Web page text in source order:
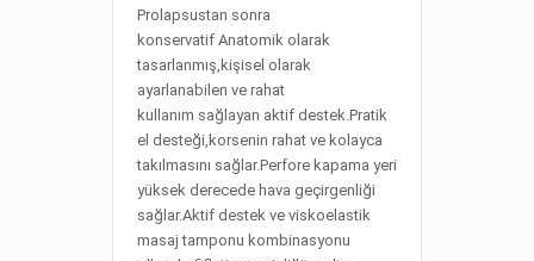
Prolapsustan sonra
konservatif Anatomik olarak
tasarlanmış,kişisel olarak
ayarlanabilen ve rahat
kullanım sağlayan aktif destek.Pratik
el desteği,korsenin rahat ve kolayca
takılmasını sağlar.Perfore kapama yeri
yüksek derecede hava geçirgenliği
sağlar.Aktif destek ve viskoelastik
masaj tamponu kombinasyonu